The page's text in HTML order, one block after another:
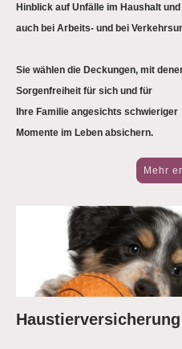
Hinblick auf Unfälle im Haushalt und
auch bei Arbeits- und bei
Sie wählen die Deckungen, mit
Sorgenfreiheit für sich und für
Ihre Familie angesichts schwieriger
Momente im Leben absichern.
Mehr